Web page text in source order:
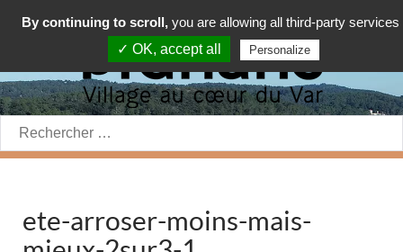
Rechercher:
ete-arroser-moins-mais-
By continuing to scroll, you are allowing all third-party services
✓ OK, accept all
Personalize